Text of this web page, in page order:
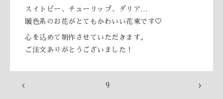
スイトピー、チューリップ、ダリア…
暖色系のお花がとてもかわいい花束です♡
心を込めて制作させていただきます。
ご注文ありがとうございました！
9